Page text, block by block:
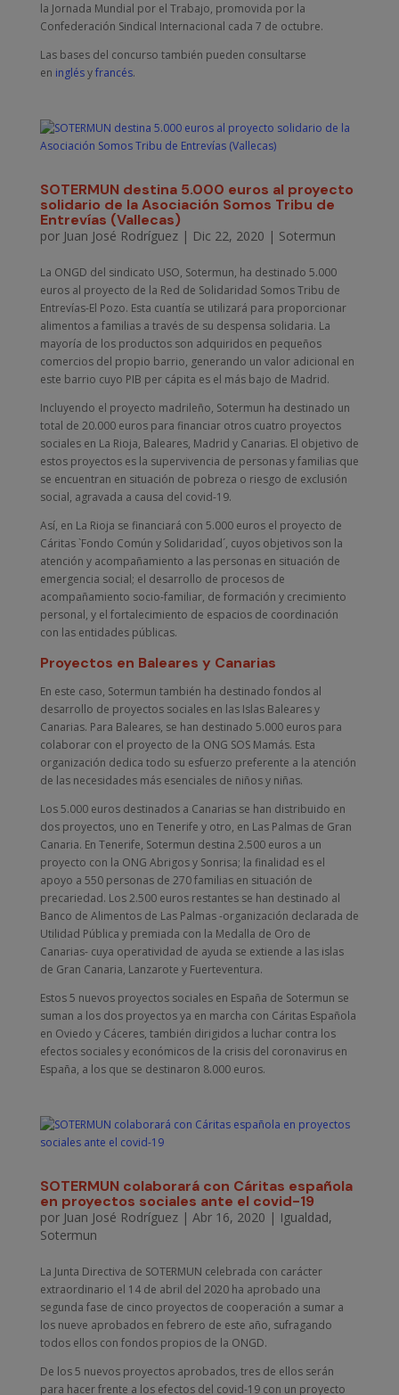
la Jornada Mundial por el Trabajo, promovida por la
Confederación Sindical Internacional cada 7 de octubre.
Las bases del concurso también pueden consultarse
en inglésyfrancés.
SOTERMUN destina 5.000 euros al proyecto
solidario de la Asociación Somos Tribu de
Entrevías (Vallecas)
por Juan José Rodríguez| Dic 22, 2020 | Sotermun
La ONGD del sindicato USO, Sotermun, ha destinado 5.000
euros al proyecto de la Red de Solidaridad Somos Tribu de
Entrevías-El Pozo. Esta cuantía se utilizará para proporcionar
alimentos a familias a través de su despensa solidaria. La
mayoría de los productos son adquiridos en pequeños
comercios del propio barrio, generando un valor adicional en
este barrio cuyo PIB per cápita es el más bajo de Madrid.
Incluyendo el proyecto madrileño, Sotermun ha destinado un
total de 20.000 euros para financiar otros cuatro proyectos
sociales en La Rioja, Baleares, Madrid y Canarias. El objetivo de
estos proyectos es la supervivencia de personas y familias que
se encuentran en situación de pobreza o riesgo de exclusión
social, agravada a causa del covid-19.
Así, en La Rioja se financiará con 5.000 euros el proyecto de
Cáritas `Fondo Común y Solidaridad´, cuyos objetivos son la
atención y acompañamiento a las personas en situación de
emergencia social; el desarrollo de procesos de
acompañamiento socio-familiar, de formación y crecimiento
personal, y el fortalecimiento de espacios de coordinación
con las entidades públicas.
Proyectos en Baleares y Canarias
En este caso, Sotermun también ha destinado fondos al
desarrollo de proyectos sociales en las Islas Baleares y
Canarias. Para Baleares, se han destinado 5.000 euros para
colaborar con el proyecto de la ONG SOS Mamás. Esta
organización dedica todo su esfuerzo preferente a la atención
de las necesidades más esenciales de niños y niñas.
Los 5.000 euros destinados a Canarias se han distribuido en
dos proyectos, uno en Tenerife y otro, en Las Palmas de Gran
Canaria. En Tenerife, Sotermun destina 2.500 euros a un
proyecto con la ONG Abrigos y Sonrisa; la finalidad es el
apoyo a 550 personas de 270 familias en situación de
precariedad. Los 2.500 euros restantes se han destinado al
Banco de Alimentos de Las Palmas -organización declarada de
Utilidad Pública y premiada con la Medalla de Oro de
Canarias- cuya operatividad de ayuda se extiende a las islas
de Gran Canaria, Lanzarote y Fuerteventura.
Estos 5 nuevos proyectos sociales en España de Sotermun se
suman a los dos proyectos ya en marcha con Cáritas Española
en Oviedo y Cáceres, también dirigidos a luchar contra los
efectos sociales y económicos de la crisis del coronavirus en
España, a los que se destinaron 8.000 euros.
SOTERMUN colaborará con Cáritas española
en proyectos sociales ante el covid-19
por Juan José Rodríguez| Abr 16, 2020 | Igualdad,
Sotermun
La Junta Directiva de SOTERMUN celebrada con carácter
extraordinario el 14 de abril del 2020 ha aprobado una
segunda fase de cinco proyectos de cooperación a sumar a
los nueve aprobados en febrero de este año, sufragando
todos ellos con fondos propios de la ONGD.
De los 5 nuevos proyectos aprobados, tres de ellos serán
para hacer frente a los efectos del covid-19 con un proyecto